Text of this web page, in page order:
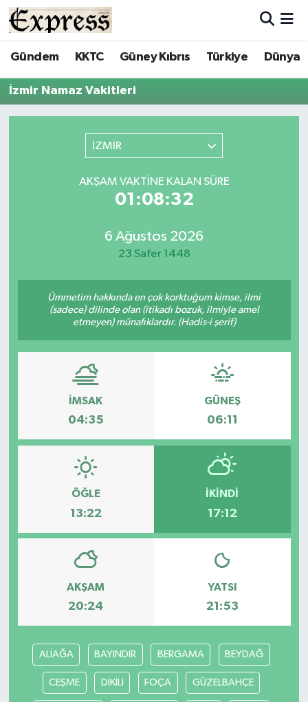
Gündem KKTC Güney Kıbrıs Türkiye Dünya
İzmir Namaz Vakitleri
İZMİR
AKŞAM VAKTINE KALAN SÜRE
01:08:32
6 Ağustos 2026
23 Safer 1448
Ümmetim hakkında en çok korktuğum kimse, ilmi
(sadece) dilinde olan (itikadı bozuk, ilmiyle amel
etmeyen) münafıklardır. (Hadis-i şerif)
İMSAK
04:35
GÜNEŞ
06:11
ÖĞLE
13:22
İKINDI
17:12
AKŞAM
20:24
YATSI
21:53
ALİAĞA BAYINDIR BERGAMA BEYDAĞ
CEŞME DİKİLİ FOÇA GÜZELBAHÇE
ALAYKÖY
ALSANCAK
ÇATALKÖY
ENGLISH
GAZİMAĞUSA
GİRNE
GÜNDEM
GÜNEY KIBRIS
İÇ HABERLER
LEFKOŞA
MAGAZİN
Nöbetçi Eczaneler
Hava Durumu
Trafik Durumu
Tüm Manşetler
Son Dakika Haberleri